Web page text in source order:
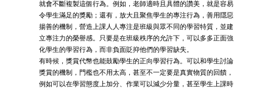
就會不斷複製這個行為。例如，老師適時且具體的讚美，就是容易
令學生滿足的獎勵；還有，放大且聚焦學生的專注行為，善用隱惡
揚善的機制，營造上課人人專注是班級與眾不同的學習特質，並建
立專注力的榮譽感。只要是在班級秩序的允許下，可以多多正面強
化學生的學習行為，而非負面貶抑他們的學習缺失。
有時候，獎賞代幣也能鼓勵學生的正向學習行為。可以和學生討論
獎賞的機制，門檻也不用太高，甚至不一定要是真實物質的回饋，
例如可以在學習態度上加分、作業可以減少分量，甚至學生上課時